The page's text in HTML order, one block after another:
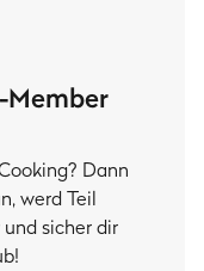
Member
Dann
werd Teil
sicher dir